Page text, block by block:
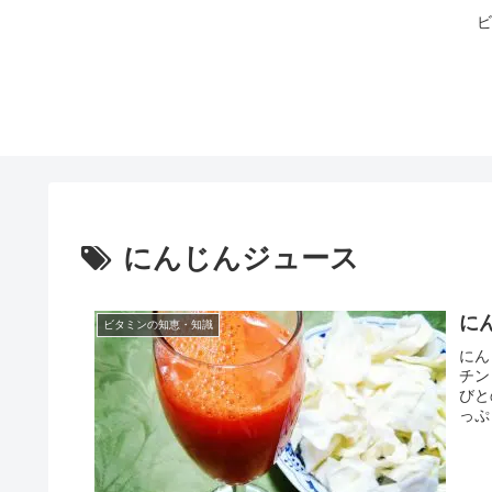
にんじんジュース
ビタミンの知恵・知識 に
に
チ
び
っ